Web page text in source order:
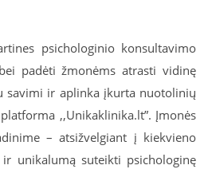
psichologinio konsultavimo
padėti žmonėms atrasti vidinę
savimi ir aplinka įkurta nuotolinių
,,Unikaklinika.lt”. Įmonės
– atsižvelgiant į kiekvieno
unikalumą suteikti psichologinę